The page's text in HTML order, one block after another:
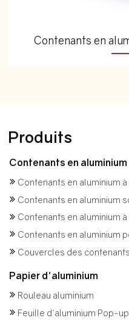
Contenants en
Produits
Contenants en aluminium
Contenants en aluminium
Contenants en aluminium
Contenants en aluminium
Contenants en aluminium
Couvercles des
Papier d'aluminium
Rouleau aluminium
Feuille d'aluminium Pop-up